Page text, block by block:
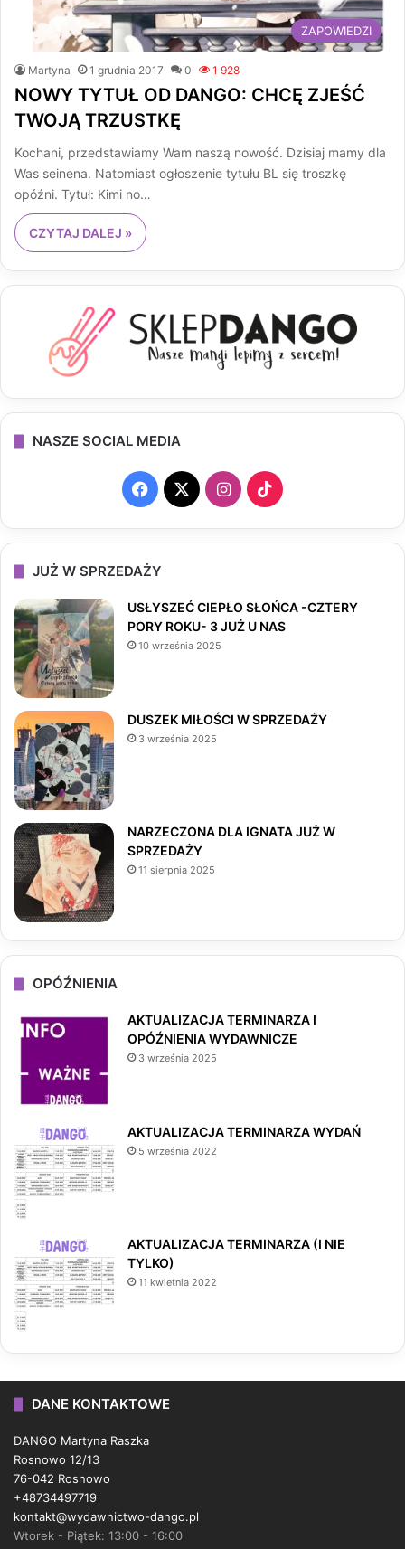
ZAPOWIEDZI
Martyna 1 grudnia 2017 0 1 928
NOWY TYTUŁ OD DANGO: CHCĘ ZJEŚĆ
TWOJĄ TRZUSTKĘ
Kochani, przedstawiamy Wam naszą nowość. Dzisiaj mamy dla
Was seinena. Natomiast ogłoszenie tytułu BL się troszkę
opóźni. Tytuł: Kimi no…
CZYTAJ DALEJ »
NASZE SOCIAL MEDIA
F
a
c
e
b
k
X
I
n
a
T
i
T
o
JUŻ W SPRZEDAŻY
USŁYSZEĆ CIEPŁO SŁOŃCA -CZTERY
PORY ROKU- 3 JUŻ U NAS
10 września 2025
DUSZEK MIŁOŚCI W SPRZEDAŻY
3 września 2025
NARZECZONA DLA IGNATA JUŻ W
SPRZEDAŻY
11 sierpnia 2025
OPÓŹNIENIA
AKTUALIZACJA TERMINARZA I
OPÓŹNIENIA WYDAWNICZE
3 września 2025
AKTUALIZACJA TERMINARZA WYDAŃ
5 września 2022
AKTUALIZACJA TERMINARZA (I NIE
TYLKO)
11 kwietnia 2022
DANE KONTAKTOWE
DANGO Martyna Raszka
Rosnowo 12/13
76-042 Rosnowo
+48734497719
kontakt@wydawnictwo-dango.pl
Wtorek - Piątek: 13:00 - 16:00